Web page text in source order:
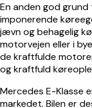
En anden god
imponerende
jævn og behagelig
motorvejen eller i
de kraftfulde
og kraftfuld
Mercedes E-Klasse
markedet. Bilen er